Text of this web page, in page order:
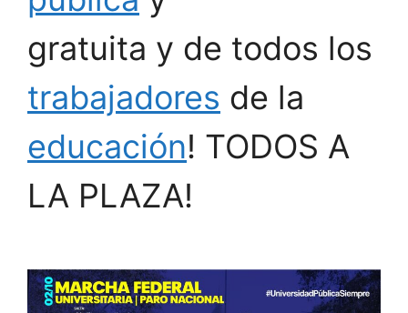
gratuita y de todos los
trabajadores de la
educación! TODOS A
LA PLAZA!